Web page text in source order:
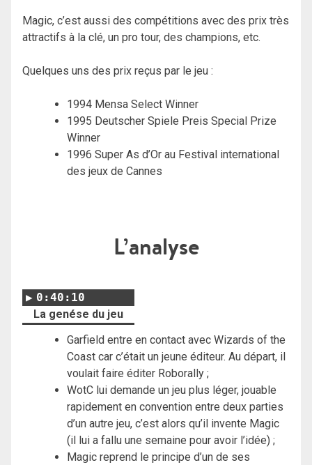
Magic, c’est aussi des compétitions avec des prix très
attractifs à la clé, un pro tour, des champions, etc.
Quelques uns des prix reçus par le jeu :
1994 Mensa Select Winner
1995 Deutscher Spiele Preis Special Prize
Winner
1996 Super As d’Or au Festival international
des jeux de Cannes
L’analyse
0:40:10
La genése du jeu
Garfield entre en contact avec Wizards of the
Coast car c’était un jeune éditeur. Au départ, il
voulait faire éditer Roborally ;
WotC lui demande un jeu plus léger, jouable
rapidement en convention entre deux parties
d’un autre jeu, c’est alors qu’il invente Magic
(il lui a fallu une semaine pour avoir l’idée) ;
Magic reprend le principe d’un de ses